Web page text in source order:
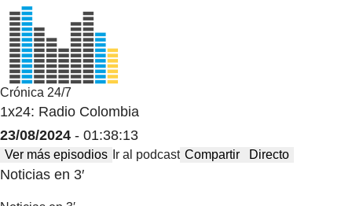
Crónica 24/7
1x24: Radio Colombia
23/08/2024 - 01:38:13
Ver más episodios Ir al podcast Compartir Directo
Noticias en 3′